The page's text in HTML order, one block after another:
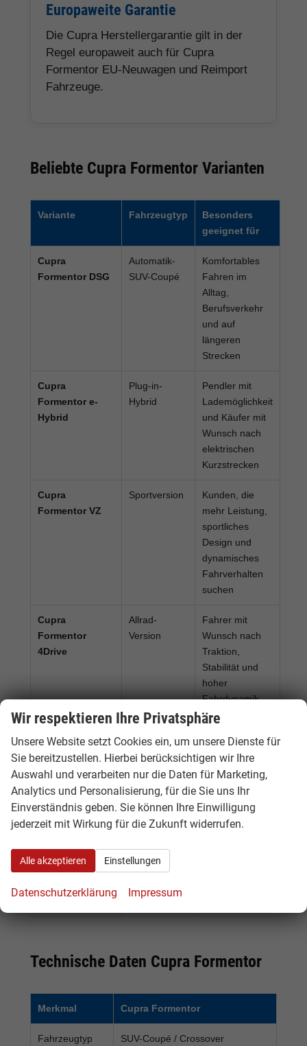
Europaweite Garantie
Die Cupra Herstellergarantie gilt in der
Regel europaweit auch für Cupra
Formentor EU-Neuwagen und Reimport
Fahrzeuge.
Beliebte Cupra Formentor Varianten
Variante Fahrzeugtyp
Besonders
geeignet für
Cupra
Formentor DSG
Automatik-
SUV-Coupé
Komfortables
Fahren im
Alltag,
Berufsverkehr
und auf
längeren
Strecken
Cupra
Formentor e-
Hybrid
Plug-in-
Hybrid
Pendler mit
Lademöglichkeit
und Käufer mit
Wunsch nach
elektrischen
Kurzstrecken
Cupra
Formentor VZ
Sportversion
Kunden, die
mehr Leistung,
sportliches
Design und
dynamisches
Fahrverhalten
suchen
Cupra
Formentor
4Drive
Allrad-
Version
Fahrer mit
Wunsch nach
Traktion,
Stabilität und
hoher
Fahrdynamik
Cupra
Formentor
Tageszulassung
verfügbar
schnell ein
attraktives
Angebot mit
Rabatt suchen
Cupra
Vorlauffahrzeug
Neuwagen
Käufer, die sich
Technische Daten Cupra Formentor
Merkmal Cupra Formentor
Fahrzeugtyp SUV-Coupé / Crossover
Wir respektieren Ihre Privatsphäre
Unsere Website setzt Cookies ein, um unsere Dienste für
Sie bereitzustellen. Hierbei berücksichtigen wir Ihre
Auswahl und verarbeiten nur die Daten für Marketing,
Analytics und Personalisierung, für die Sie uns Ihr
Einverständnis geben. Sie können Ihre Einwilligung
jederzeit mit Wirkung für die Zukunft widerrufen.
Alle akzeptieren Einstellungen
Datenschutzerklärung Impressum